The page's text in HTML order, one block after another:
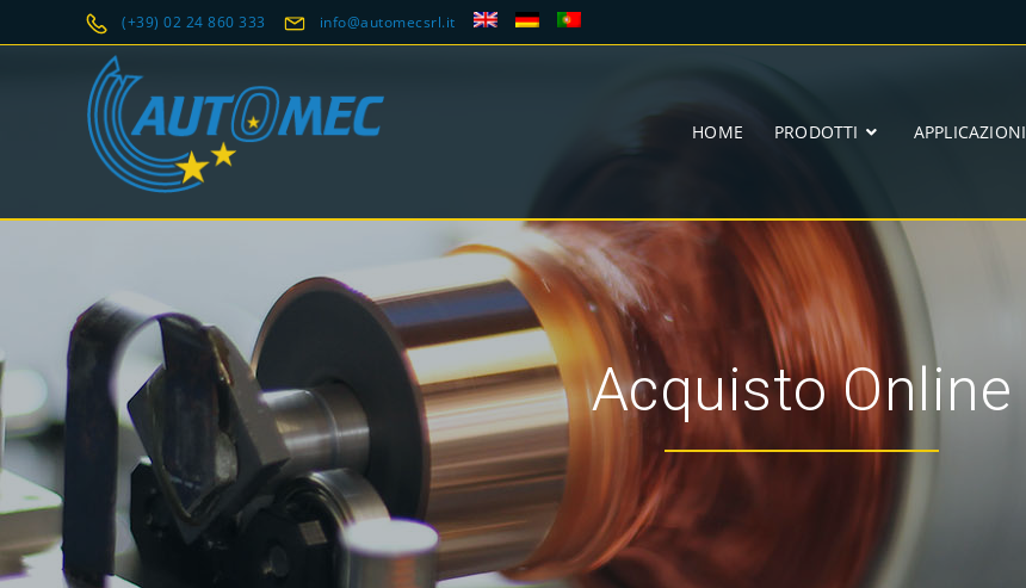
(+39) 02 24 860 333 info@automecsrl.it
HOME PRODOTTI APPLICAZIONI
Acquisto Online